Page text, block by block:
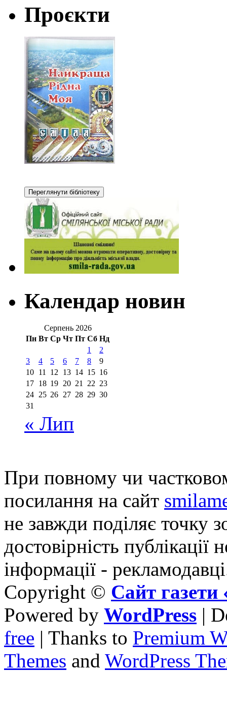
Проєкти
Календар новин
Серпень 2026
Пн Вт Ср Чт Пт Сб Нд
1
2
3
4 5 6 7 8
9
10 11 12 13 14 15 16
17 18 19 20 21 22 23
24 25 26 27 28 29 30
31
« Лип
При повному чи
посилання на сайт
не завжди поділяє точку
достовірність публікації
інформації -
Copyright © Сайт
Powered by WordPress |
free | Thanks to Premium
Themes and WordPress